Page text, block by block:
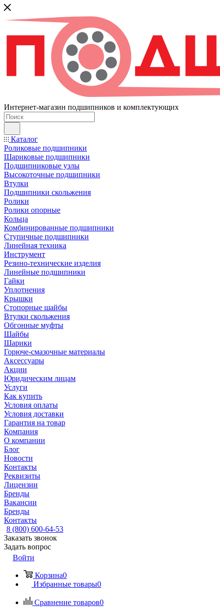
Интернет-магазин подшипников и комплектующих
Каталог
Роликовые подшипники
Шариковые подшипники
Подшипниковые узлы
Высокоточные подшипники
Втулки
Подшипники скольжения
Ролики
Ролики опорные
Кольца
Комбинированные подшипники
Ступичные подшипники
Линейная техника
Инструмент
Резино-технические изделия
Линейные подшипники
Гайки
Уплотнения
Крышки
Стопорные шайбы
Втулки скольжения
Обгонные муфты
Шайбы
Шарики
Горюче-смазочные материалы
Аксессуары
Акции
Юридическим лицам
Услуги
Как купить
Условия оплаты
Условия доставки
Гарантия на товар
Компания
О компании
Блог
Новости
Контакты
Реквизиты
Лицензии
Бренды
Вакансии
Бренды
Контакты
8 (800) 600-64-53
Заказать звонок
Задать вопрос
Войти
Корзина0
Избранные товары0
Сравнение товаров0